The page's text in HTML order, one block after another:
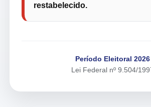
restabelecido.
Período Eleitoral 2026
Lei Federal nº 9.504/